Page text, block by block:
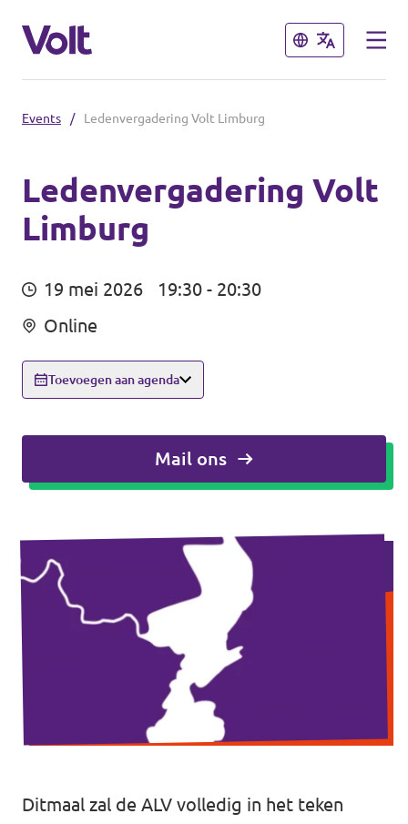
Sluiten
Steden
Volt Maastricht
Sluiten
Standpunten
Mensen
Nieuws
Agenda
Vacatures
Volt Maastricht
Events / Ledenvergadering Volt Limburg
Ledenvergadering Volt
Limburg
19 mei 2026
19:30 - 20:30
Online
Toevoegen aan agenda
Mail ons
Ditmaal zal de ALV volledig in het teken